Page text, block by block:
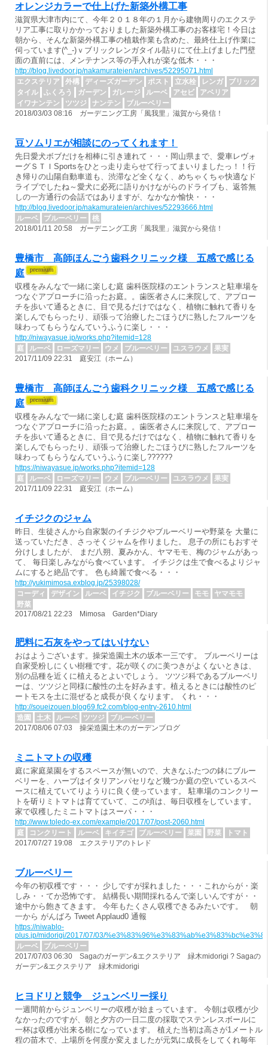
オレンジカラーで仕上げた新築外構工事
滋賀県大津市内にて、今年２０１８年の１月から建物周りのエクステ
リア工事に取りかかっておりました新築外構工事のお客様宅！今日は
朝から、そんな新築外構工事の植栽作業も含めた、最終仕上げ作業に
伺っています(^_-)ｖブリックレンガタイル貼りにて仕上げました門壁
面の直前には、メンテナンス等の手入れが楽な低木・・・
http://blog.livedoor.jp/nakamurateien/archives/52295071.html
エクステリア
外構 ディーズガーデン ポスト 立水栓 レンガ
ブリック
タイル
ふくろう ガーデン ガレージ ルーベ アセビ
アベリア
イワナンテン
ツツジ ナンテン
ブルーベリー
2018/03/03 08:16 ガーデニング工房「風我里」滋賀から発信！
豆ソムリエが相談にのってくれます！
先日愛犬ボブだけを相棒に引き連れて・・・岡山県まで、愛車レヴォ
ーグＳＴＩSportsをひとっ走り走らせて行ってまいりましたっ！！行
き帰りの山陽自動車道も、渋滞など全くなく、めちゃくちゃ快適なド
ライブでしたね～愛犬に必死に語りかけながらのドライブも、返答無
しの一方通行の会話ではありますが、なかなか愉快・・・
http://blog.livedoor.jp/nakamurateien/archives/52293666.html
ルーベ
ブルーベリー
桃
2018/01/11 20:58 ガーデニング工房「風我里」滋賀から発信！
豊橋市 高師ほんごう歯科クリニック様 五感で感じる
庭
収穫をみんなで一緒に楽しむ庭 歯科医院様のエントランスと駐車場を
つなぐアプローチに沿ったお庭。。歯医者さんに来院して、アプロー
チを歩いて通るときに、目で見るだけではなく、植物に触れて香りを
楽しんでもらったり、頑張って治療したごほうびに熟したフルーツを
味わってもらうなんていうふうに楽し・・・
http://niwayasue.jp/works.php?itemid=128
庭
ルーベ ローズマリー ウメ ブルーベリー ユスラウメ
果実
2017/11/09 22:31 庭安江（ホーム）
豊橋市 高師ほんごう歯科クリニック様 五感で感じる
庭
収穫をみんなで一緒に楽しむ庭 歯科医院様のエントランスと駐車場を
つなぐアプローチに沿ったお庭。。歯医者さんに来院して、アプロー
チを歩いて通るときに、目で見るだけではなく、植物に触れて香りを
楽しんでもらったり、頑張って治療したごほうびに熟したフルーツを
味わってもらうなんていうふうに楽し??????
https://niwayasue.jp/works.php?itemid=128
庭
ルーベ ローズマリー ウメ ブルーベリー ユスラウメ
果実
2017/11/09 22:31 庭安江（ホーム）
イチジクのジャム
昨日、生徒さんから自家製のイチジクやブルーベリーや野菜を 大量に
送っていただき、さっそくジャムを作りました。 息子の所にもおすそ
分けしましたが、 まだ八朔、夏みかん、ヤマモモ、梅のジャムがあっ
て、 毎日楽しみながら食べています。 イチジクは生で食べるよりジャ
ムにすると絶品です。 色も綺麗で食べる・・・
http://yukimimosa.exblog.jp/25398028/
コーディ
デザイン ルーベ イチジク ブルーベリー モモ
ヤマモモ
野菜
2017/08/21 22:23 Mimosa Garden*Diary
肥料に石灰をやってはいけない
おはようございます。操栄造園土木の坂本一三です。 ブルーベリーは
自家受粉しにくい樹種です。花が咲くのに美つきがよくないときは、
別の品種を近くに植えるとよいでしょう。 ツツジ科であるブルーベリ
ーは、ツツジと同様に酸性の土を好みます。植えるときには酸性のピ
ートモスを土に混ぜると成長が良くなります。 くれ・・・
http://soueizouen.blog69.fc2.com/blog-entry-2610.html
造園
土木 ルーベ ツツジ
ブルーベリー
2017/08/06 07:03 操栄造園土木のガーデンブログ
ミニトマトの収穫
庭に家庭菜園をするスペースが無いので、大きなふたつの鉢にブルー
ベリーを、ハーブはイタリアンパセリなど幾つか庭の空いているスペ
ースに植えていてりようりに良く使っています。 駐車場のコンクリー
トを斫りミトマトは育てていて、この頃は、毎日収穫をしています。
家で収穫したミニトマトはスーパ・・・
http://www.toledo-ex.com/example/2017/07/post-2060.html
庭
コンクリート ルーベ キイチゴ ブルーベリー 菜園 野菜
トマト
2017/07/27 19:08 エクステリアのトレド
ブルーベリー
今年の初収穫です・・・ 少しですが採れました・・・これからが・楽
しみ・・てか恐怖です。 結構長い期間採れるんで楽しいんですが・・
途中から飽きてきます。 今年もたくさん収穫できるみたいです。 朝
一から がんばろ Tweet Applaud0 通報
https://niwablo-
plus.jp/midorigi/2017/07/03/
ルーベ
ブルーベリー
2017/07/03 06:30 Sagaのガーデン&エクステリア 緑木midorigi ? Sagaの
ガーデン&エクステリア 緑木midorigi
ヒヨドリと競争 ジュンベリー採り
一週間前からジュンベリーの収穫が始まっています。 今朝は収穫が少
なかったのですが、朝と夕方の一日二度の採取でステンレスボールに
一杯は収穫が出来る樹になっています。 植えた当初は高さが1メートル
程の苗木で、上場所を何度か変えましたが元気に成長をしてくれ毎年